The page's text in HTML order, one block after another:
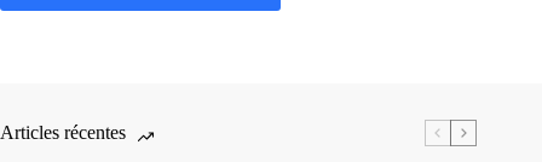
Articles récentes